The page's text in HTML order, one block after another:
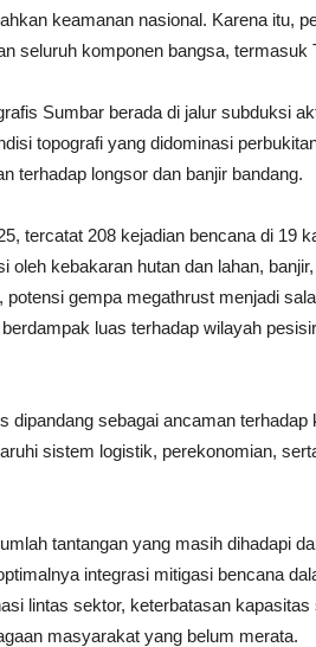
keamanan nasional. Karena itu,
seluruh komponen bangsa, termasuk
Sumbar berada di jalur subduksi
topografi yang didominasi
terhadap longsor dan banjir bandang.
tercatat 208 kejadian bencana di 19
oleh kebakaran hutan dan lahan,
potensi gempa megathrust menjadi
luas terhadap wilayah
dipandang sebagai ancaman
sistem logistik, perekonomian,
tantangan yang masih dihadapi
integrasi mitigasi bencana
lintas sektor, keterbatasan
masyarakat yang belum merata.